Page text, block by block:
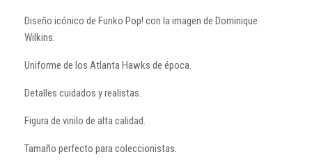
Diseño icónico de Funko Pop! con la imagen de Dominique
Wilkins.
Uniforme de los Atlanta Hawks de época.
Detalles cuidados y realistas.
Figura de vinilo de alta calidad.
Tamaño perfecto para coleccionistas.